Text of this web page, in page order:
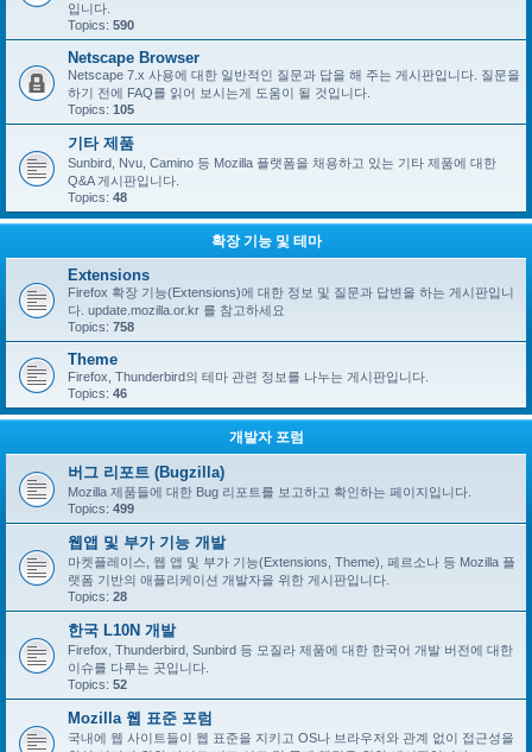
입니다.
Topics: 590
Netscape Browser
Netscape 7.x 사용에 대한 일반적인 질문과 답을 해 주는 게시판입니다. 질문을
하기 전에 FAQ를 읽어 보시는게 도움이 될 것입니다.
Topics: 105
기타 제품
Sunbird, Nvu, Camino 등 Mozilla 플랫폼을 채용하고 있는 기타 제품에 대한
Q&A 게시판입니다.
Topics: 48
확장 기능 및 테마
Extensions
Firefox 확장 기능(Extensions)에 대한 정보 및 질문과 답변을 하는 게시판입니
다. update.mozilla.or.kr 를 참고하세요
Topics: 758
Theme
Firefox, Thunderbird의 테마 관련 정보를 나누는 게시판입니다.
Topics: 46
개발자 포럼
버그 리포트 (Bugzilla)
Mozilla 제품들에 대한 Bug 리포트를 보고하고 확인하는 페이지입니다.
Topics: 499
웹앱 및 부가 기능 개발
마켓플레이스, 웹 앱 및 부가 기능(Extensions, Theme), 페르소나 등 Mozilla 플
랫폼 기반의 애플리케이션 개발자을 위한 게시판입니다.
Topics: 28
한국 L10N 개발
Firefox, Thunderbird, Sunbird 등 모질라 제품에 대한 한국어 개발 버전에 대한
이슈를 다루는 곳입니다.
Topics: 52
Mozilla 웹 표준 포럼
국내에 웹 사이트들이 웹 표준을 지키고 OS나 브라우저와 관계 없이 접근성을